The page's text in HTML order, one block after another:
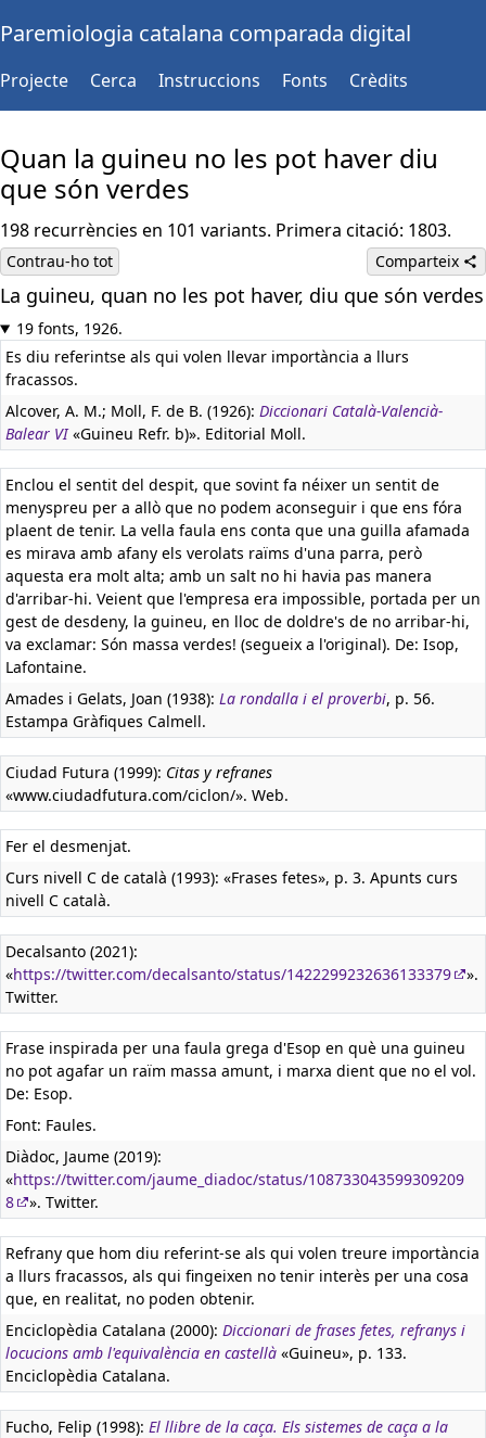
Paremiologia catalana comparada digital
Projecte Cerca Instruccions Fonts Crèdits
Quan la guineu no les pot haver diu
que són verdes
198 recurrències en 101 variants. Primera citació: 1803.
Contrau-ho tot Comparteix
Castellà:Están verdes, no están maduras
La guineu, quan no les pot haver, diu que són verdes
19 fonts, 1926.
Es diu referintse als qui volen llevar importància a llurs
fracassos.
Alcover, A. M.; Moll, F. de B. (1926): Diccionari Català-Valencià-
Balear VI«Guineu Refr. b)». Editorial Moll.
Enclou el sentit del despit, que sovint fa néixer un sentit de
menyspreu per a allò que no podem aconseguir i que ens fóra
plaent de tenir. La vella faula ens conta que una guilla afamada
es mirava amb afany els verolats raïms d'una parra, però
aquesta era molt alta; amb un salt no hi havia pas manera
d'arribar-hi. Veient que l'empresa era impossible, portada per un
gest de desdeny, la guineu, en lloc de doldre's de no arribar-hi,
va exclamar: Són massa verdes! (segueix a l'original). De: Isop,
Lafontaine.
Amades i Gelats, Joan (1938): La rondalla i el proverbi, p. 56.
Estampa Gràfiques Calmell.
Ciudad Futura (1999): Citas y refranes
«www.ciudadfutura.com/ciclon/». Web.
Fer el desmenjat.
Curs nivell C de català (1993): «Frases fetes», p. 3. Apunts curs
nivell C català.
Decalsanto (2021):
«https://twitter.com/decalsanto/status/1422299232636133379
».
Twitter.
Frase inspirada per una faula grega d'Esop en què una guineu
no pot agafar un raïm massa amunt, i marxa dient que no el vol.
De: Esop.
Font: Faules.
Diàdoc, Jaume (2019):
«https://twitter.com/jaume_diadoc/status/108733043599309209
8
». Twitter.
Refrany que hom diu referint-se als qui volen treure importància
a llurs fracassos, als qui fingeixen no tenir interès per una cosa
que, en realitat, no poden obtenir.
Enciclopèdia Catalana (2000): Diccionari de frases fetes, refranys i
locucions amb l'equivalència en castellà «Guineu», p. 133.
Enciclopèdia Catalana.
Fucho, Felip (1998): El llibre de la caça. Els sistemes de caça a la